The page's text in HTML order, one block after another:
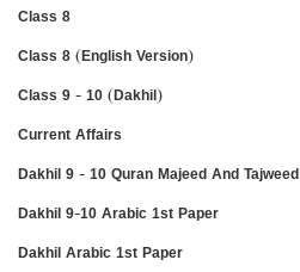
Class 8
Class 8 (English Version)
Class 9 - 10 (Dakhil)
Current Affairs
Dakhil 9 - 10 Quran Majeed And Tajweed
Dakhil 9-10 Arabic 1st Paper
Dakhil Arabic 1st Paper